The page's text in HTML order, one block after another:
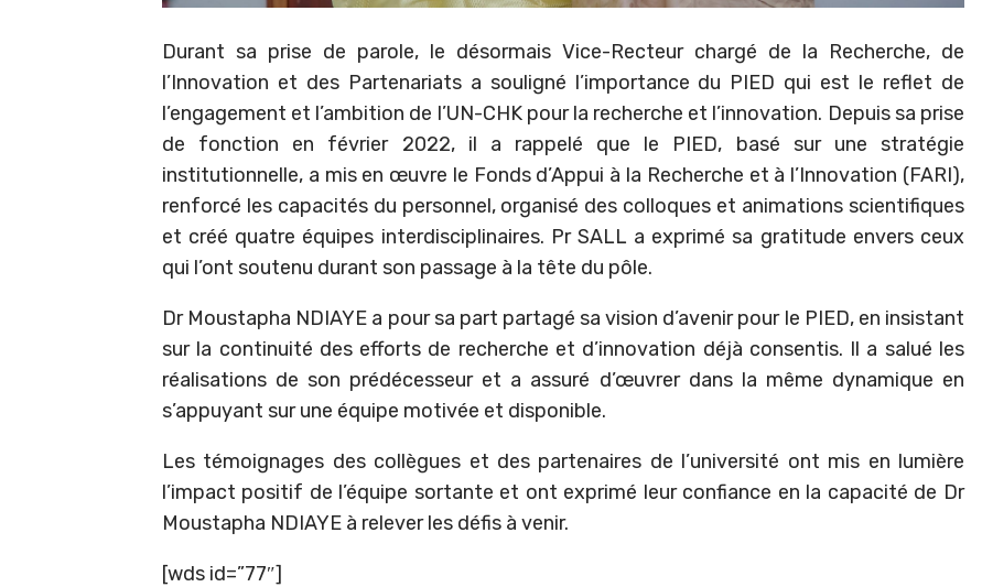
Durant sa prise de parole, le désormais Vice-Recteur chargé de la Recherche, de
l’Innovation et des Partenariats a souligné l’importance du PIED qui est le reflet de
l’engagement et l’ambition de l’UN-CHK pour la recherche et l’innovation. Depuis sa prise
de fonction en février 2022, il a rappelé que le PIED, basé sur une stratégie
institutionnelle, a mis en œuvre le Fonds d’Appui à la Recherche et à l’Innovation (FARI),
renforcé les capacités du personnel, organisé des colloques et animations scientifiques
et créé quatre équipes interdisciplinaires. Pr SALL a exprimé sa gratitude envers ceux
qui l’ont soutenu durant son passage à la tête du pôle.
Dr Moustapha NDIAYE a pour sa part partagé sa vision d’avenir pour le PIED, en insistant
sur la continuité des efforts de recherche et d’innovation déjà consentis. Il a salué les
réalisations de son prédécesseur et a assuré d’œuvrer dans la même dynamique en
s’appuyant sur une équipe motivée et disponible.
Les témoignages des collègues et des partenaires de l’université ont mis en lumière
l’impact positif de l’équipe sortante et ont exprimé leur confiance en la capacité de Dr
Moustapha NDIAYE à relever les défis à venir.
[wds id=”77″]